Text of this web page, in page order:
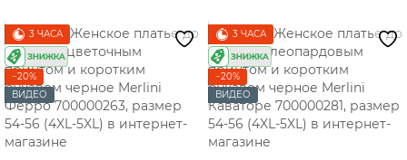
3 ЧАСА
−20%
ВИДЕО
3 ЧАСА
−20%
ВИДЕО